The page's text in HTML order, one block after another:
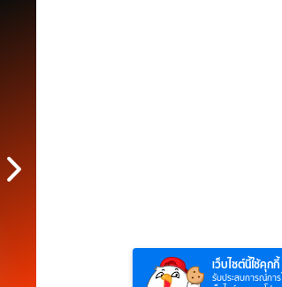
5 6 ภูตถังซาน
(พากย์ไทย)เว็บไซต์นี้ใช้คุกกี้
รับประสบการณ์กา